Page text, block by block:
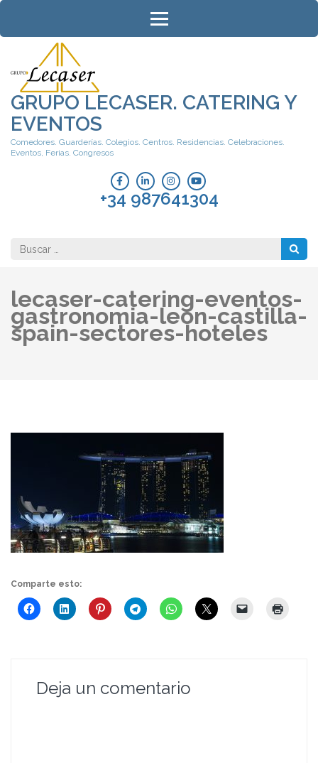
Saltar
contenido
(presiona
tecla
Intro)
GRUPO LECASER. CATERING Y
EVENTOS
Comedores. Guarderías. Colegios. Centros. Residencias. Celebraciones.
Eventos, Ferias. Congresos
+34 987641304
Buscar:
lecaser-catering-eventos-
gastronomia-leon-castilla-
spain-sectores-hoteles
Comparte esto:
Deja un comentario